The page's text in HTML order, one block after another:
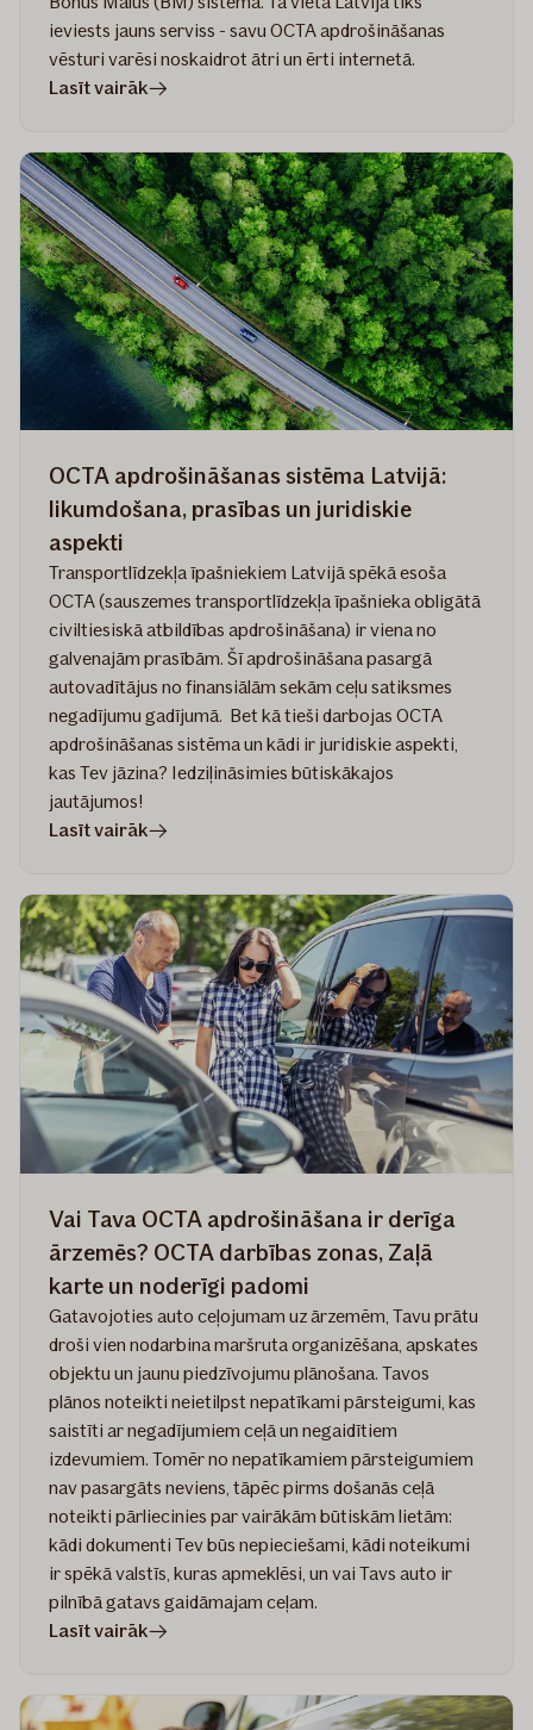
ieviests jauns serviss - savu OCTA apdrošināšanas
vēsturi varēsi noskaidrot ātri un ērti internetā.
Lasīt vairākrakstā
Malus
sistēmā
-
kas
Tev
būtu
jāzina?
OCTA apdrošināšanas sistēma Latvijā:
likumdošana, prasības un juridiskie
aspekti
Transportlīdzekļa īpašniekiem Latvijā spēkā esoša
OCTA (sauszemes transportlīdzekļa īpašnieka obligātā
civiltiesiskā atbildības apdrošināšana) ir viena no
galvenajām prasībām. Šī apdrošināšana pasargā
autovadītājus no finansiālām sekām ceļu satiksmes
negadījumu gadījumā. Bet kā tieši darbojas OCTA
apdrošināšanas sistēma un kādi ir juridiskie aspekti,
kas Tev jāzina? Iedziļināsimies būtiskākajos
jautājumos!
Lasīt vairākrakstā
sistēma
Latvijā:
likumdošana,
prasības
un
juridiskie
aspekti
Vai Tava OCTA apdrošināšana ir derīga
ārzemēs? OCTA darbības zonas, Zaļā
karte un noderīgi padomi
Gatavojoties auto ceļojumam uz ārzemēm, Tavu prātu
droši vien nodarbina maršruta organizēšana, apskates
objektu un jaunu piedzīvojumu plānošana. Tavos
plānos noteikti neietilpst nepatīkami pārsteigumi, kas
saistīti ar negadījumiem ceļā un negaidītiem
izdevumiem. Tomēr no nepatīkamiem pārsteigumiem
nav pasargāts neviens, tāpēc pirms došanās ceļā
noteikti pārliecinies par vairākām būtiskām lietām:
kādi dokumenti Tev būs nepieciešami, kādi noteikumi
ir spēkā valstīs, kuras apmeklēsi, un vai Tavs auto ir
pilnībā gatavs gaidāmajam ceļam.
Lasīt vairākrakstā
OCTA